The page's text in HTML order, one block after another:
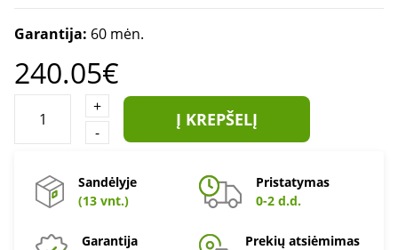
Garantija: 60 mėn.
240.05€
+
-
Į KREPŠELĮ
Sandėlyje
(13 vnt.)
Pristatymas
0-2 d.d.
Garantija
Prekių atsiėmimas